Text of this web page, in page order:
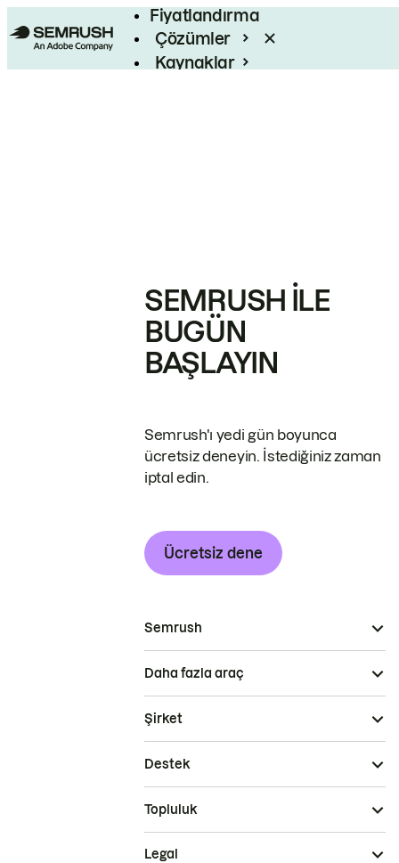
Fiyatlandırma
Çözümler
Kaynaklar
SEMRUSH ILE
BUGÜN
BAŞLAYIN
Semrush'ı yedi gün boyunca
ücretsiz deneyin. İstediğiniz zaman
iptal edin.
Ücretsiz dene
Semrush
Daha fazla araç
Şirket
Destek
Topluluk
Legal